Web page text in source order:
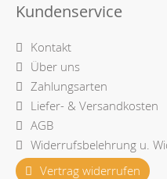
Kundenservice
Kontakt
Über uns
Zahlungsarten
Liefer- & Versandkosten
AGB
Widerrufsbelehrung u.
Vertrag widerrufen